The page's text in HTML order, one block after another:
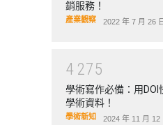
銷服務！
產業觀察 2022 年 7 月 26
4 275
學術寫作必備：用DOI
學術資料！
學術新知 2024 年 11 月 12